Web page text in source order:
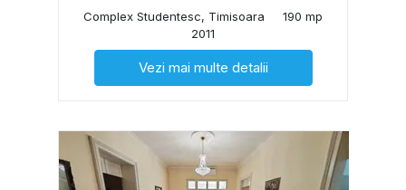
Complex Studentesc, Timisoara
190 mp
2011
Vezi mai multe detalii